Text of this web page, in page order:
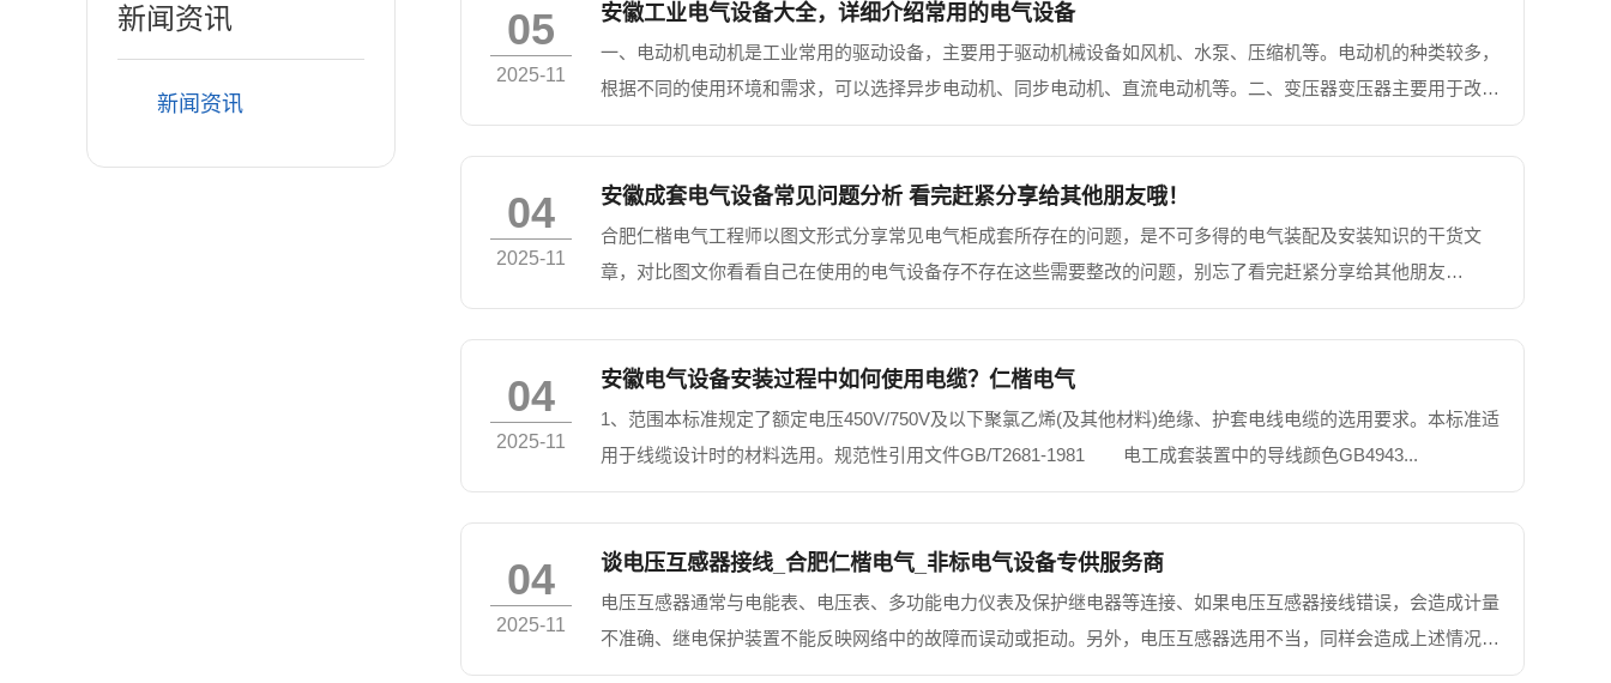
新闻资讯
新闻资讯
05
2025-11
安徽工业电气设备大全，详细介绍常用的电气设备
一、电动机电动机是工业常用的驱动设备，主要用于驱动机械设备如风机、水泵、压缩机等。电动机的种类较多，
根据不同的使用环境和需求，可以选择异步电动机、同步电动机、直流电动机等。二、变压器变压器主要用于改变
交流电压，是工业领域重要的电气设备之一。常见的变压器有干式变压器、油浸式变压器等，它们适用于不同的场
景需求，如...
04
2025-11
安徽成套电气设备常见问题分析 看完赶紧分享给其他朋友哦！
合肥仁楷电气工程师以图文形式分享常见电气柜成套所存在的问题，是不可多得的电气装配及安装知识的干货文
章，对比图文你看看自己在使用的电气设备存不存在这些需要整改的问题，别忘了看完赶紧分享给其他朋友
哦！ 电气成套装配中存在的问题：1、空开下出线多股并线2、空开上进线多负载并线3、空开进出线的线...
04
2025-11
安徽电气设备安装过程中如何使用电缆？仁楷电气
1、范围本标准规定了额定电压450V/750V及以下聚氯乙烯(及其他材料)绝缘、护套电线电缆的选用要求。本标准适
用于线缆设计时的材料选用。规范性引用文件GB/T2681-1981 电工成套装置中的导线颜色GB4943...
04
2025-11
谈电压互感器接线_合肥仁楷电气_非标电气设备专供服务商
电压互感器通常与电能表、电压表、多功能电力仪表及保护继电器等连接、如果电压互感器接线错误，会造成计量
不准确、继电保护装置不能反映网络中的故障而误动或拒动。另外，电压互感器选用不当，同样会造成上述情况，
甚至危害人员生命安全。合肥仁楷电气在本文介绍电压互感器接线知识，对大家正确使用电流互感器，顺利完成电